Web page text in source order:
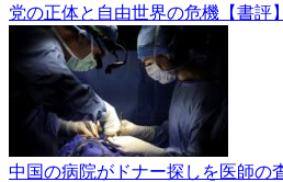
党の正体と自由世界の危機【書評】
中国の病院がドナー探しを医師の